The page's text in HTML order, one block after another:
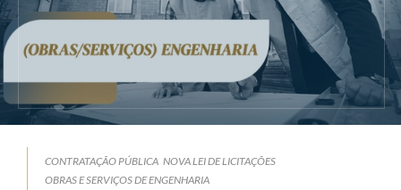
CONTRATAÇÃO PÚBLICA NOVA LEI DE LICITAÇÕES
OBRAS E SERVIÇOS DE ENGENHARIA